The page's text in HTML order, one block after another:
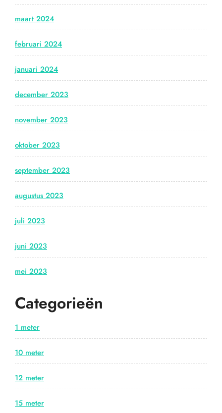
maart 2024
februari 2024
januari 2024
december 2023
november 2023
oktober 2023
september 2023
augustus 2023
juli 2023
juni 2023
mei 2023
Categorieën
1 meter
10 meter
12 meter
15 meter